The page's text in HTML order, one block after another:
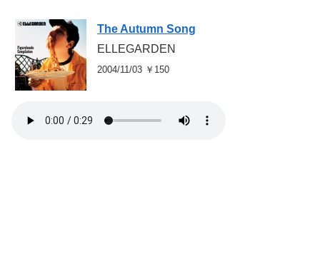
The Autumn Song
ELLEGARDEN
2004/11/03 ￥150